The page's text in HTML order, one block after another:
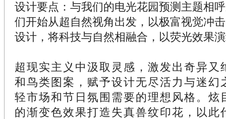
设计要点：与我们的电光花园预测主题相
们开始从超自然视角出发，以极富视觉冲
设计，将科技与自然相融合，以荧光效果
超现实主义中汲取灵感，激发出奇异又
和鸟类图案，赋予设计无尽活力与迷幻
轻市场和节日氛围需要的理想风格。炫
的渐变色效果打造失真兽纹印花，以此